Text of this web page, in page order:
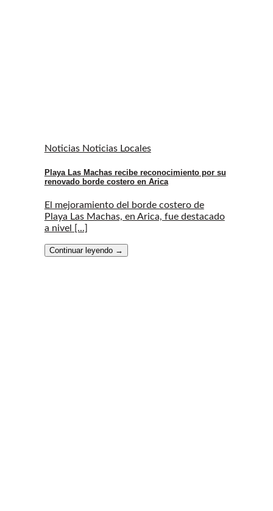
Noticias Noticias Locales
Playa Las Machas recibe reconocimiento por su
renovado borde costero en Arica
El mejoramiento del borde costero de
Playa Las Machas, en Arica, fue destacado
a nivel [...]
Continuar leyendo →